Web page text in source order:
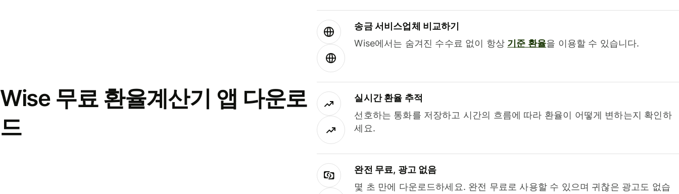
Wise 무료 환율계산기 앱 다운로
드
송금 서비스업체 비교하기
Wise에서는 숨겨진 수수료 없이 항상 기준 환율을 이용할 수 있습니다.
실시간 환율 추적
선호하는 통화를 저장하고 시간의 흐름에 따라 환율이 어떻게 변하는지 확인하
세요.
완전 무료, 광고 없음
몇 초 만에 다운로드하세요. 완전 무료로 사용할 수 있으며 귀찮은 광고도 없습